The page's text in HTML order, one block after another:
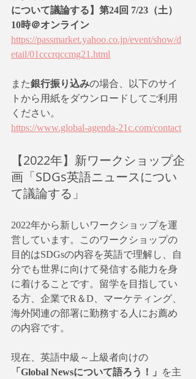
について議論する】第24回 7/23（土）
10時＠オンライン
https://passmarket.yahoo.co.jp/event/show/d
etail/01cccrqccmg21.html
また銀行振り込みの場合、以下のサイ
トから用紙をダウンロードしてご利用
ください。
https://www.global-agenda-21c.com/contact
【2022年】新ワークショップ企
画「SDGs英語ニュースについ
て議論する」
2022年から新しいワークショップを運
営しています。このワークショップの
目的はSDGsの内容を英語で理解し、自
分でも世界に向けて発信する能力を身
に着けることです。留学を目指してい
る方、企業でR＆D、マーケティング、
海外関連の部署に勤務する人にお薦め
の内容です。
現在、英語中級～上級者向けの
「Global Newsについて語ろう！」
を主